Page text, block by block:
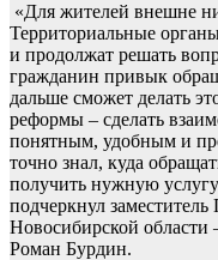
«Для жителей внешне
Территориальные
и продолжат решать
гражданин привык
дальше сможет делать
реформы – сделать
понятным, удобным и
точно знал, куда
получить нужную
подчеркнул заместитель
Новосибирской области
Роман Бурдин.